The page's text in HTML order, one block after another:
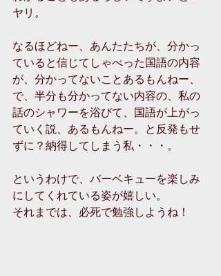
ヤリ。
なるほどねー、あんたたちが、分かっ
ていると信じてしゃべった国語の内容
が、分かってないことあるもんねー、
で、半分も分かってない内容の、私の
話のシャワーを浴びて、国語が上がっ
ていく説、あるもんねー。と反発もせ
ずに？納得してしまう私・・・。
というわけで、バーベキューを楽しみ
にしてくれている姿が嬉しい。
それまでは、必死で勉強しようね！